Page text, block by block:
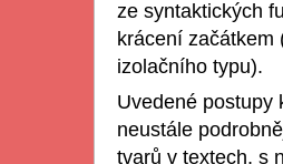
ze syntaktických
krácení začátkem
izolačního typu).
Uvedené postupy
neustále
tvarů v textech, s